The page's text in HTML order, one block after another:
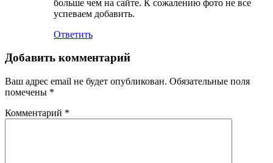
больше чем на сайте. К сожалению фото не все
успеваем добавить.
Ответить
Добавить комментарий
Ваш адрес email не будет опубликован. Обязательные поля
помечены *
Комментарий *